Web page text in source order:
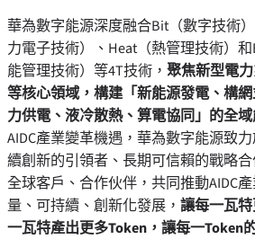
華為數字能源深度融合Bit（數字技術
力電子技術）、Heat（熱管理技術）
能管理技術）等4T技術， 聚焦新型電
等核心領域，構建「新能源發電、構
力供電、液冷散熱、算電協同」的全域
AIDC產業變革機遇，華為數字能源致
續創新的引領者、長期可信賴的戰略
全球客戶、合作伙伴，共同推動AIDC
量、可持續、創新化發展， 讓每一瓦
一瓦特產出更多Token，讓每一Token